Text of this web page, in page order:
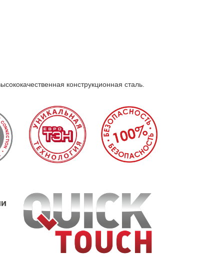
конструкционная сталь.